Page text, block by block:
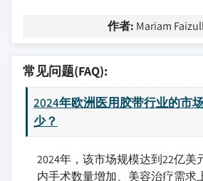
作者: Mariam
常见问题(FAQ):
2024年欧洲医用胶带行业的市
少？
2024年，该市场规模达到22亿美
内手术数量增加、美容治疗需求